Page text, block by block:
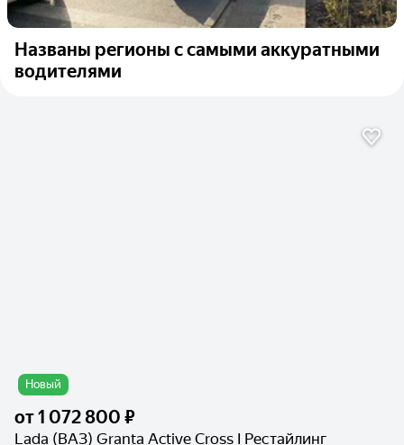
Названы регионы с самыми аккуратными
водителями
Новый
от1 072 800 ₽
Lada (ВАЗ) Granta Active Cross I Рестайлинг